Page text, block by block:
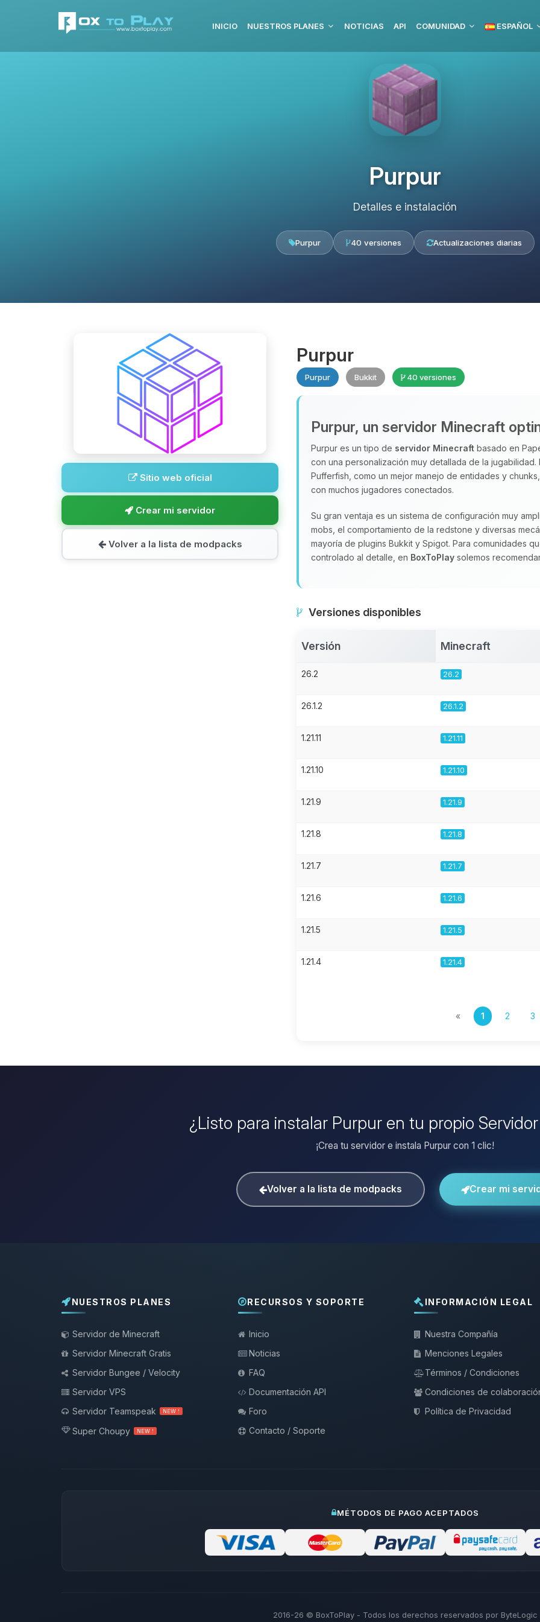
INICIO NUESTROS PLANES NOTICIAS API COMUNIDAD ESPAÑOL
Purpur
Detalles e instalación
Purpur 40 versiones Actualizaciones diarias
Sitio web oficial
Crear mi servidor
Volver a la lista de modpacks
Purpur
Purpur Bukkit 40 versiones
Purpur, un servidor Minecraft
Purpur es un tipo de servidor Minecraft basado en
con una personalización muy detallada de la
Pufferfish, como un mejor manejo de entidades y
con muchos jugadores conectados.
Su gran ventaja es un sistema de configuración muy
mobs, el comportamiento de la redstone y diversas
mayoría de plugins Bukkit y Spigot. Para comunidades
controlado al detalle, en BoxToPlay solemos
Versiones disponibles
Versión Minecraft
26.2 26.2
26.1.2 26.1.2
1.21.11 1.21.11
1.21.10 1.21.10
1.21.9 1.21.9
1.21.8 1.21.8
1.21.7 1.21.7
1.21.6 1.21.6
1.21.5 1.21.5
1.21.4 1.21.4
« 1 2 3
¿Listo para instalar Purpur en tu propio
¡Crea tu servidor e instala Purpur con 1 clic!
Volver a la lista de modpacks Crear mi
NUESTROS PLANES
Servidor de Minecraft
Servidor Minecraft Gratis
Servidor Bungee / Velocity
Servidor VPS
Servidor Teamspeak
NEW !
Super Choupy NEW !
RECURSOS Y SOPORTE
Inicio
Noticias
FAQ
Documentación API
Foro
Contacto / Soporte
INFORMACIÓN LEGAL
Nuestra Compañía
Menciones Legales
Términos / Condiciones
Condiciones de
Política de Privacidad
MÉTODOS DE PAGO ACEPTADOS
2016-26 © BoxToPlay - Todos los derechos reservados por ByteLogic